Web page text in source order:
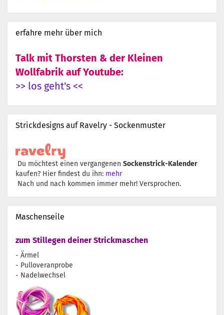
erfahre mehr über mich
Talk mit Thorsten & der Kleinen
Wollfabrik auf Youtube:
>> los geht's <<
Strickdesigns auf Ravelry - Sockenmuster
Du möchtest einen vergangenen Sockenstrick-Kalender
kaufen? Hier findest du ihn: mehr
Nach und nach kommen immer mehr! Versprochen.
Maschenseile
zum Stillegen deiner Strickmaschen
- Ärmel
- Pulloveranprobe
- Nadelwechsel